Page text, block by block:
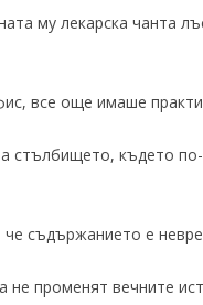
му лекарска чанта
все още имаше
стълбището, където
съдържанието е
не променят вечните